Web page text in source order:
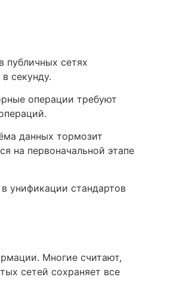
публичных сетях
секунду.
операции требуют
данных тормозит
на первоначальной этапе
унификации стандартов
Многие считают,
сетей сохраняет все